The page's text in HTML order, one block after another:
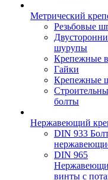
Метрический
Резьбовые
шурупы
Крепежные
Гайки
Крепежные
болты
Нержавеющий
DIN 933
DIN 965
винты с